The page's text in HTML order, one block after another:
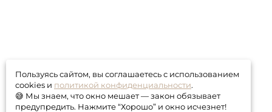
Пользуясь сайтом, вы соглашаетесь с использованием
cookies и политикой конфиденциальности.
😅 Мы знаем, что окно мешает — закон обязывает
предупредить. Нажмите “Хорошо” и окно исчезнет!